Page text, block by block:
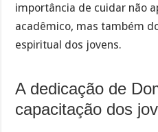
importância de cuidar não
acadêmico, mas também
espiritual dos jovens.
A dedicação de
capacitação dos